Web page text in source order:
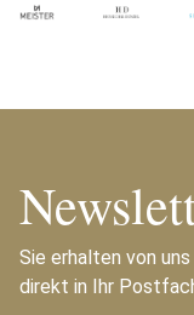
Sie erhalten von
direkt in Ihr